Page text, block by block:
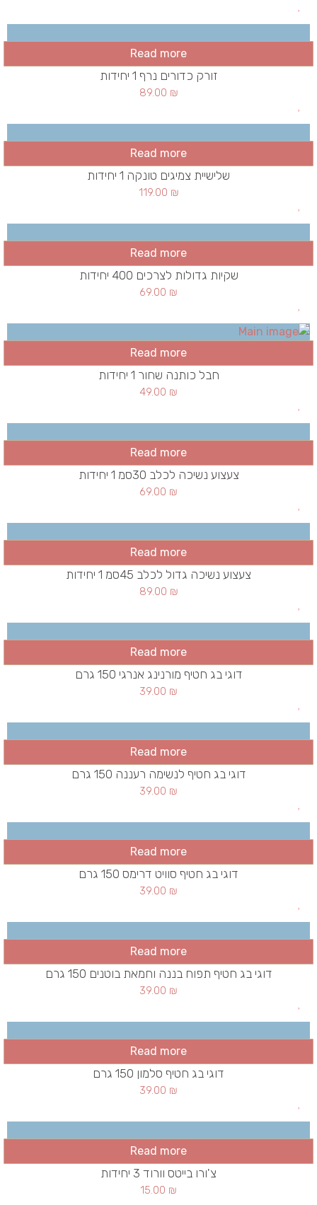
Read more
זורק כדורים נרף 1 יחידות
89.00 ₪
Read more
שלישיית צמיגים טונקה 1 יחידות
119.00 ₪
Read more
שקיות גדולות לצרכים 400 יחידות
69.00 ₪
Read more
חבל כותנה שחור 1 יחידות
49.00 ₪
Read more
צעצוע נשיכה לכלב 30סמ 1 יחידות
69.00 ₪
Read more
צעצוע נשיכה גדול לכלב 45סמ 1 יחידות
89.00 ₪
Read more
דוגי בג חטיף מורנינג אנרגי 150 גרם
39.00 ₪
Read more
דוגי בג חטיף לנשימה רעננה 150 גרם
39.00 ₪
Read more
דוגי בג חטיף סוויט דרימס 150 גרם
39.00 ₪
Read more
דוגי בג חטיף תפוח בננה וחמאת בוטנים 150 גרם
39.00 ₪
Read more
דוגי בג חטיף סלמון 150 גרם
39.00 ₪
Read more
צ'ורו בייטס וורוד 3 יחידות
15.00 ₪